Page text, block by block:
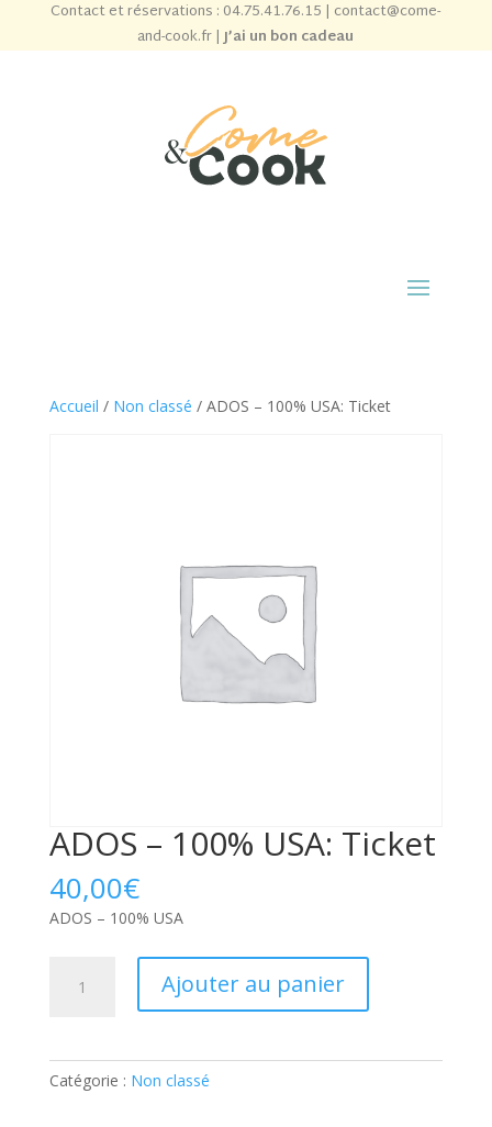
Contact et réservations : 04.75.41.76.15 | contact@come-
and-cook.fr|J’ai un bon cadeau
Accueil / Non classé / ADOS – 100% USA: Ticket
ADOS – 100% USA: Ticket
40,00€
ADOS – 100% USA
100%
Ajouter au panier
Catégorie : Non classé